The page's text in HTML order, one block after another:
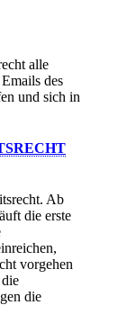
alle
des
und sich in
Ab
die erste
vorgehen
die